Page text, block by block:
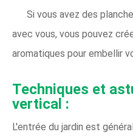
Si vous avez des
avec vous, vous pouvez
aromatiques pour embellir
Techniques et
vertical :
L'entrée du jardin est